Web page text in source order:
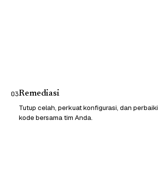
03Remediasi
Tutup celah, perkuat konfigurasi, dan perbaiki
kode bersama tim Anda.